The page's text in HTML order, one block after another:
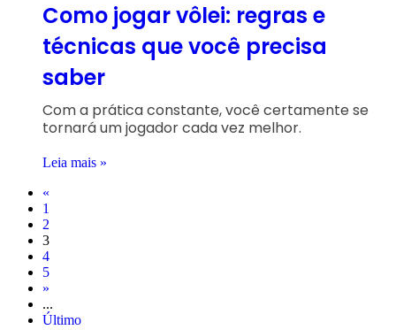
Como jogar vôlei: regras e
técnicas que você precisa
saber
Com a prática constante, você certamente se
tornará um jogador cada vez melhor.
Leia mais »
«
1
2
3
4
5
»
...
Último